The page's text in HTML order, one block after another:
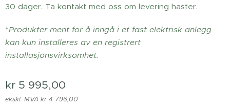
30 dager. Ta kontakt med oss om levering haster.
*Produkter ment for å inngå i et fast elektrisk anlegg
kan kun installeres av en registrert
installasjonsvirksomhet.
kr 5 995,00
ekskl. MVA kr 4 796,00